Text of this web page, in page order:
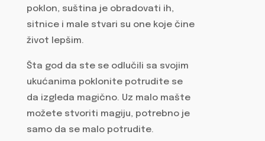
poklon, suština je obradovati ih,
sitnice i male stvari su one koje čine
život lepšim.
Šta god da ste se odlučili sa svojim
ukućanima poklonite potrudite se
da izgleda magično. Uz malo mašte
možete stvoriti magiju, potrebno je
samo da se malo potrudite.